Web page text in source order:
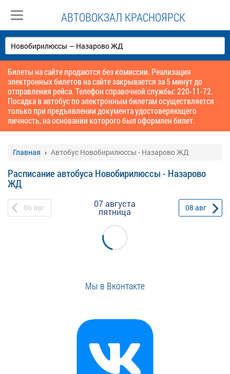
АВТОВОКЗАЛ КРАСНОЯРСК
Билеты на сайте продаются без комиссии. Реализация
электронных билетов на сайте закрывается за 5 минут до
отправления рейса. Телефон справочной службы: 220-11-72.
Посадка в автобус по электронным билетам осуществляется
только при предъявлении документа удостоверяющего
личность, на основании которого был оформлен билет.
Главная Автобус Новобирилюссы - Назарово ЖД
Расписание автобуса Новобирилюссы - Назарово
ЖД
06 авг 07 августа
пятница 08 авг
Мы в Вконтакте